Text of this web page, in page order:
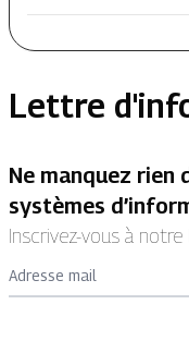
Lettre
Ne manquez rien
systèmes
Inscrivez-vous à
Adresse mail